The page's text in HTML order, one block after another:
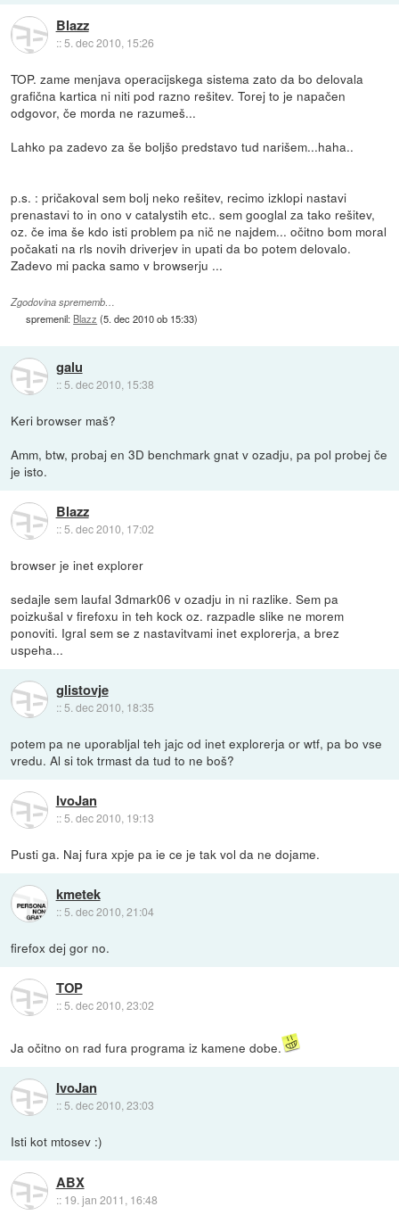
Blazz
::5. dec 2010, 15:26
TOP. zame menjava operacijskega sistema zato da bo delovala
grafična kartica ni niti pod razno rešitev. Torej to je napačen
odgovor, če morda ne razumeš...
Lahko pa zadevo za še boljšo predstavo tud narišem...haha..
p.s. : pričakoval sem bolj neko rešitev, recimo izklopi nastavi
prenastavi to in ono v catalystih etc.. sem googlal za tako rešitev,
oz. če ima še kdo isti problem pa nič ne najdem... očitno bom moral
počakati na rls novih driverjev in upati da bo potem delovalo.
Zadevo mi packa samo v browserju ...
Zgodovina sprememb…
spremenil: Blazz (5. dec 2010 ob 15:33)
galu
:: 5. dec 2010, 15:38
Keri browser maš?
Amm, btw, probaj en 3D benchmark gnat v ozadju, pa pol probej če
je isto.
Blazz
::5. dec 2010, 17:02
browser je inet explorer
sedajle sem laufal 3dmark06 v ozadju in ni razlike. Sem pa
poizkušal v firefoxu in teh kock oz. razpadle slike ne morem
ponoviti. Igral sem se z nastavitvami inet explorerja, a brez
uspeha...
glistovje
:: 5. dec 2010, 18:35
potem pa ne uporabljal teh jajc od inet explorerja or wtf, pa bo vse
vredu. Al si tok trmast da tud to ne boš?
IvoJan
::5. dec 2010, 19:13
Pusti ga. Naj fura xpje pa ie ce je tak vol da ne dojame.
kmetek
:: 5. dec 2010, 21:04
firefox dej gor no.
TOP
::5. dec 2010, 23:02
Ja očitno on rad fura programa iz kamene dobe.
IvoJan
:: 5. dec 2010, 23:03
Isti kot mtosev :)
ABX
:: 19. jan 2011, 16:48